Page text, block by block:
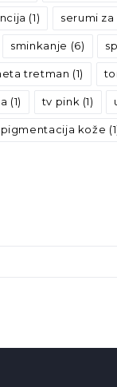
(1) serumi
sminkanje (6)
tretman (1)
(1) tv pink (1)
kože